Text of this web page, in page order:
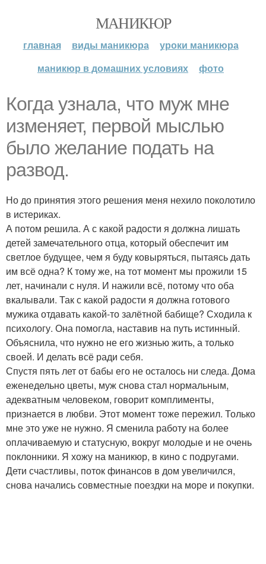
МАНИКЮР
главная виды маникюра
уроки маникюра
маникюр в домашних условиях
фото
Когда узнала, что муж мне
изменяет, первой мыслью
было желание подать на
развод.
Но до принятия этого решения меня нехило поколотило
в истериках.
А потом решила. А с какой радости я должна лишать
детей замечательного отца, который обеспечит им
светлое будущее, чем я буду ковыряться, пытаясь дать
им всё одна? К тому же, на тот момент мы прожили 15
лет, начинали с нуля. И нажили всё, потому что оба
вкалывали. Так с какой радости я должна готового
мужика отдавать какой-то залётной бабище? Сходила к
психологу. Она помогла, наставив на путь истинный.
Объяснила, что нужно не его жизнью жить, а только
своей. И делать всё ради себя.
Спустя пять лет от бабы его не осталось ни следа. Дома
еженедельно цветы, муж снова стал нормальным,
адекватным человеком, говорит комплименты,
признается в любви. Этот момент тоже пережил. Только
мне это уже не нужно. Я сменила работу на более
оплачиваемую и статусную, вокруг молодые и не очень
поклонники. Я хожу на маникюр, в кино с подругами.
Дети счастливы, поток финансов в дом увеличился,
снова начались совместные поездки на море и покупки.